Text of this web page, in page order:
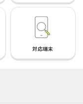
対応端末